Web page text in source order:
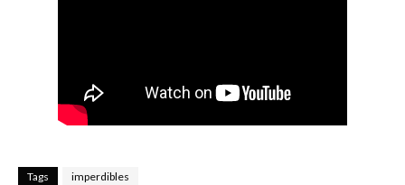
Tags imperdibles